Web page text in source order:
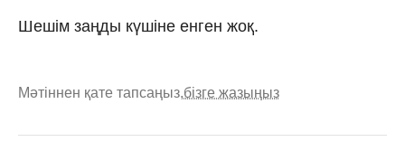
Шешім заңды күшіне енген жоқ.
Мәтіннен қате тапсаңыз,бізге жазыңыз